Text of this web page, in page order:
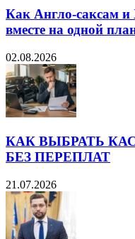
Как Англо-саксам
вместе на одной
02.08.2026
КАК ВЫБРАТЬ
БЕЗ ПЕРЕПЛАТ
21.07.2026